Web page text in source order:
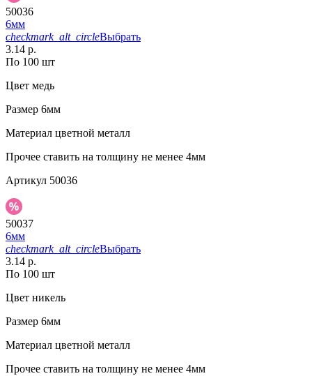
50036
6мм
checkmark_alt_circleВыбрать
3.14 р.
По 100 шт
Цвет медь
Размер 6мм
Материал цветной металл
Прочее ставить на толщину не менее 4мм
Артикул 50036
50037
6мм
checkmark_alt_circleВыбрать
3.14 р.
По 100 шт
Цвет никель
Размер 6мм
Материал цветной металл
Прочее ставить на толщину не менее 4мм